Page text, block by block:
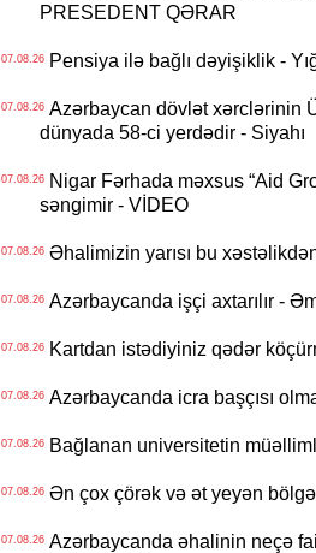
PRESEDENT QƏRAR
07.08.26Pensiya ilə bağlı dəyişiklik -
07.08.26Azərbaycan dövlət xərclərinin
dünyada 58-ci yerdədir - Siyahı
07.08.26Nigar Fərhada məxsus “Aid
səngimir - VİDEO
07.08.26Əhalimizin yarısı bu
07.08.26Azərbaycanda işçi axtarılır -
07.08.26Kartdan istədiyiniz qədər
07.08.26Azərbaycanda icra başçısı
07.08.26Bağlanan universitetin
07.08.26Ən çox çörək və ət yeyən
07.08.26Azərbaycanda əhalinin neçə